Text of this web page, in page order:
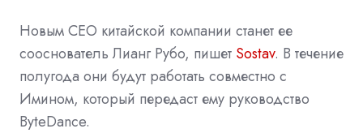
Новым CEO китайской компании станет ее
сооснователь Лианг Рубо, пишет Sostav. В течение
полугода они будут работать совместно с
Имином, который передаст ему руководство
ByteDance.